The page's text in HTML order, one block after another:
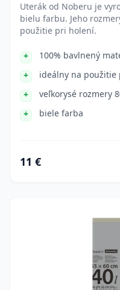
Uterák od Noberu je
bielu farbu. Jeho
použitie pri holení.
100% bavlnený
ideálny na
veľkorysé rozmery
biele farba
11 €